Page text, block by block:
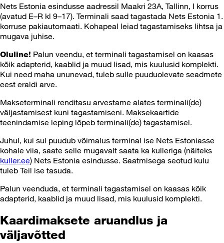
Nets Estonia esindusse aadressil Maakri 23A, Tallinn, I korrus
(avatud E–R kl 9–17). Terminali saad tagastada Nets Estonia 1.
korruse pakiautomaati. Kohapeal leiad tagastamiseks lihtsa ja
mugava juhise.
Oluline! Palun veendu, et terminali tagastamisel on kaasas
kõik adapterid, kaablid ja muud lisad, mis kuulusid komplekti.
Kui need maha ununevad, tuleb sulle puuduolevate seadmete
eest eraldi arve.
Makseterminali renditasu arvestame alates terminali(de)
väljastamisest kuni tagastamiseni. Maksekaartide
teenindamise leping lõpeb terminali(de) tagastamisel.
Juhul, kui sul puudub võimalus terminal ise Nets Estoniasse
kohale viia, saate selle mugavalt saata ka kulleriga (näiteks
kuller.ee) Nets Estonia esindusse. Saatmisega seotud kulu
tuleb Teil ise tasuda.
Palun veenduda, et terminali tagastamisel on kaasas kõik
adapterid, kaablid ja muud lisad, mis kuulusid komplekti.
Kaardimaksete aruandlus ja
väljavõtted